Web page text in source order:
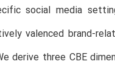
social media
valenced brand-
derive three CBE